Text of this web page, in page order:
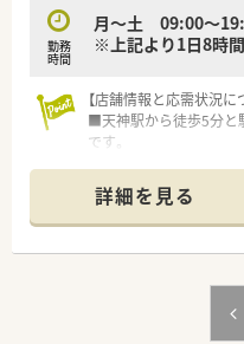
■対物から対人業務への
報共有書類の電子化な
通じて業務環境の改善
【勤務実態について】
を1日と換算する適正な
■正社員の平均残業時
事が終わった後のプラ
勤務
時間
月～土 09:00～
※上記より1日8時
【店舗情報と応需状況に
■天神駅から徒歩5分と
です。
しています。
■処方箋調剤だけでは
場環境です。
■欠員補充のための募
詳細を見る